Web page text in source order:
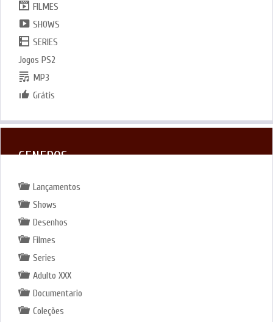
FILMES
SHOWS
SERIES
Jogos PS2
MP3
Grátis
GENEROS
Lançamentos
Shows
Desenhos
Filmes
Series
Adulto XXX
Documentario
Coleções